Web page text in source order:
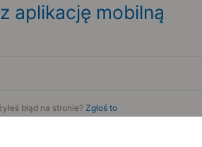
aplikację mobilną
błąd na stronie?Zgłoś to